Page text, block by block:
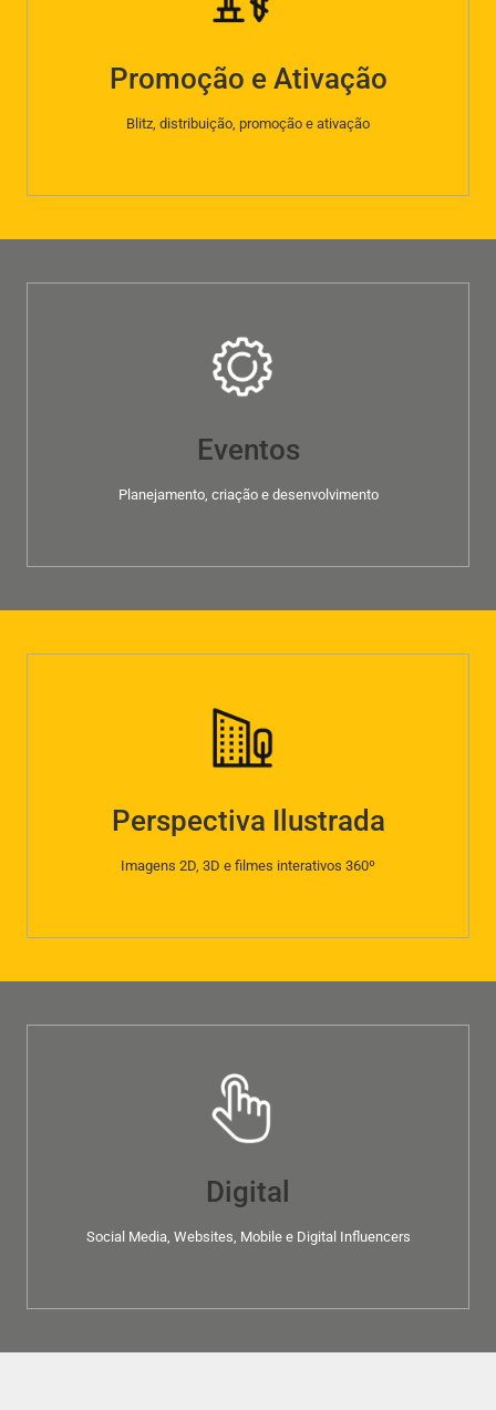
Promoção e Ativação
Blitz, distribuição, promoção e ativação
Eventos
Planejamento, criação e desenvolvimento
Perspectiva Ilustrada
Imagens 2D, 3D e filmes interativos 360º
Digital
Social Media, Websites, Mobile e Digital Influencers